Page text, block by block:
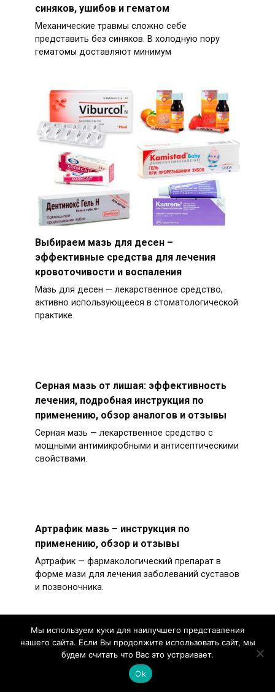
синяков, ушибов и гематом
Механические травмы сложно себе
представить без синяков. В холодную пору
гематомы доставляют минимум
Выбираем мазь для десен –
эффективные средства для лечения
кровоточивости и воспаления
Мазь для десен — лекарственное средство,
активно использующееся в стоматологической
практике.
Серная мазь от лишая: эффективность
лечения, подробная инструкция по
применению, обзор аналогов и отзывы
Серная мазь — лекарственное средство с
мощными антимикробными и антисептическими
свойствами.
Артрафик мазь – инструкция по
применению, обзор и отзывы
Артрафик — фармакологический препарат в
форме мази для лечения заболеваний суставов
и позвоночника.
Диклофенак при остеохондрозе:
эффективность, подробная инструкция и
показания к применению, обзор аналогов
Мы используем куки для наилучшего представления
нашего сайта. Если Вы продолжите использовать сайт, мы
будем считать что Вас это устраивает.
Ok